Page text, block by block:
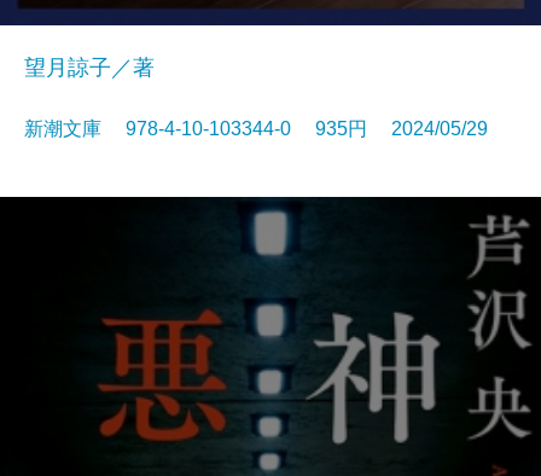
望月諒子／著
新潮文庫 978-4-10-103344-0 935円 2024/05/29